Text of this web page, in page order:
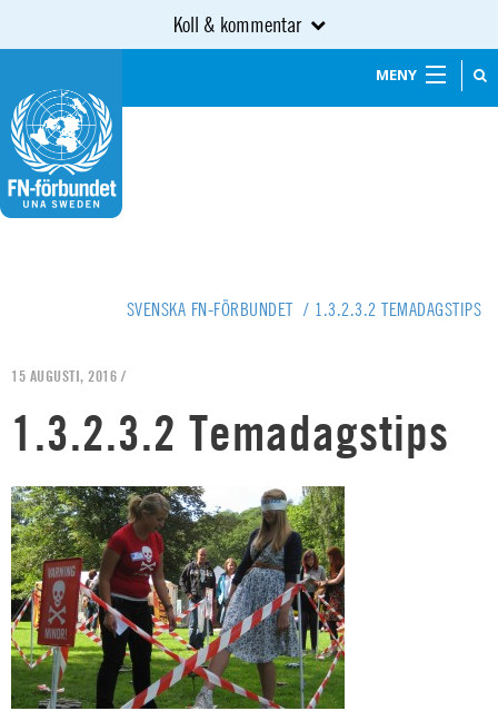
Koll & kommentar
MENY
SVENSKA FN-FÖRBUNDET / 1.3.2.3.2 TEMADAGSTIPS
15 AUGUSTI, 2016 /
1.3.2.3.2 Temadagstips